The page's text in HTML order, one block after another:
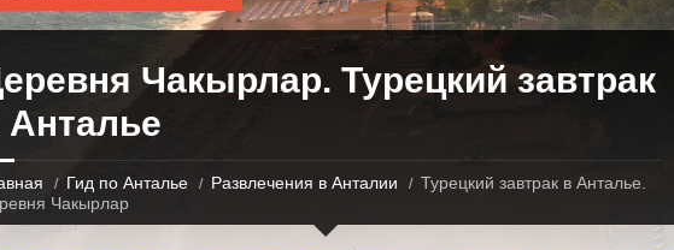
Чакырлар. Турецкий завтрак
Анталье
Гид по Анталье Развлечения в Анталии
Турецкий завтрак в Анталье.
Чакырлар